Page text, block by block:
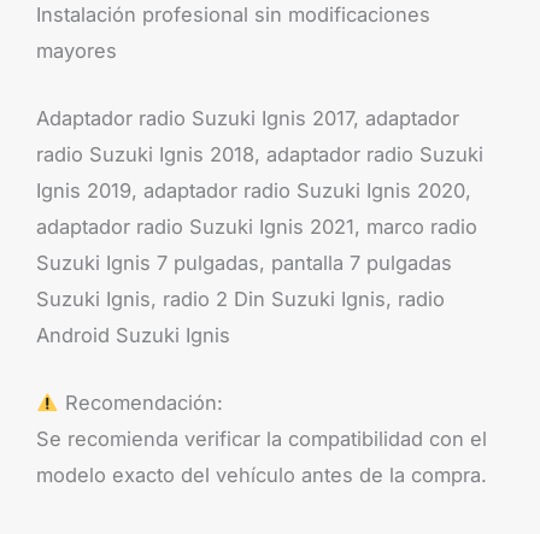
Instalación profesional sin modificaciones
mayores
Adaptador radio Suzuki Ignis 2017, adaptador
radio Suzuki Ignis 2018, adaptador radio Suzuki
Ignis 2019, adaptador radio Suzuki Ignis 2020,
adaptador radio Suzuki Ignis 2021, marco radio
Suzuki Ignis 7 pulgadas, pantalla 7 pulgadas
Suzuki Ignis, radio 2 Din Suzuki Ignis, radio
Android Suzuki Ignis
Recomendación:
Se recomienda verificar la compatibilidad con el
modelo exacto del vehículo antes de la compra.